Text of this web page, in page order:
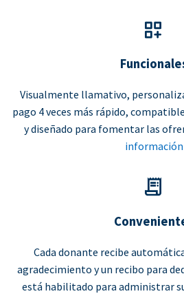
Visualmente llamativo,
pago 4 veces más rápido,
y diseñado para fomentar las
información
Cada donante recibe
agradecimiento y un recibo para
está habilitado para administrar